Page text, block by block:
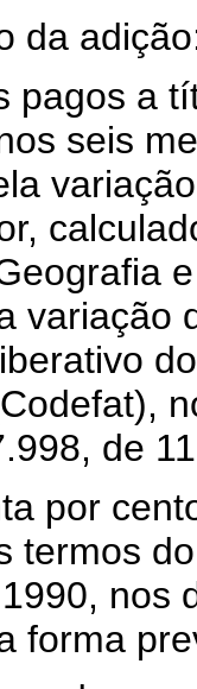
da
pagos a
seis
variação
de
por
termos
nos
forma